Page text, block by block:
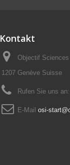
Kontakt
Objectif
1207 Genève Suisse
Rufen Sie uns an:
E-Mail osi-